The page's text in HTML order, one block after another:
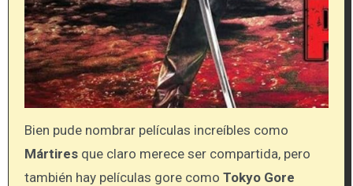
Bien pude nombrar películas increíbles como
Mártiresque claro merece ser compartida, pero
también hay películas gore como Tokyo Gore